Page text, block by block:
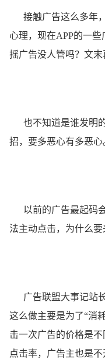
接触广告这么多年
心理，现在APP的一
摇广告没人管吗？文末
也不知道是谁发明的
招，要多恶心有多恶心
以前的广告最起码会
法主动点击，为什么要
广告联盟大事记站长
这么做主要是为了“消
击一次广告的价格是
点击率，广告主也是